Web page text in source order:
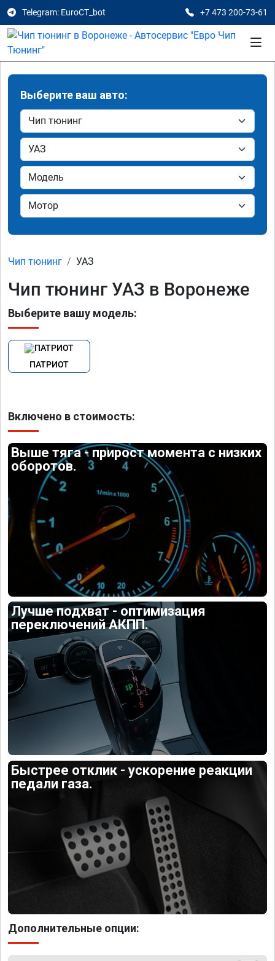
Telegram: EuroCT_bot +7 473 200-73-61
Выберите ваш авто:
Чип тюнинг УАЗ
Чип тюнинг УАЗ в Воронеже
Выберите вашу модель:
ПАТРИОТ
Включено в стоимость:
Выше тяга - прирост момента с низких
оборотов.
Лучше подхват - оптимизация
переключений АКПП.
Быстрее отклик - ускорение реакции
педали газа.
Дополнительные опции: